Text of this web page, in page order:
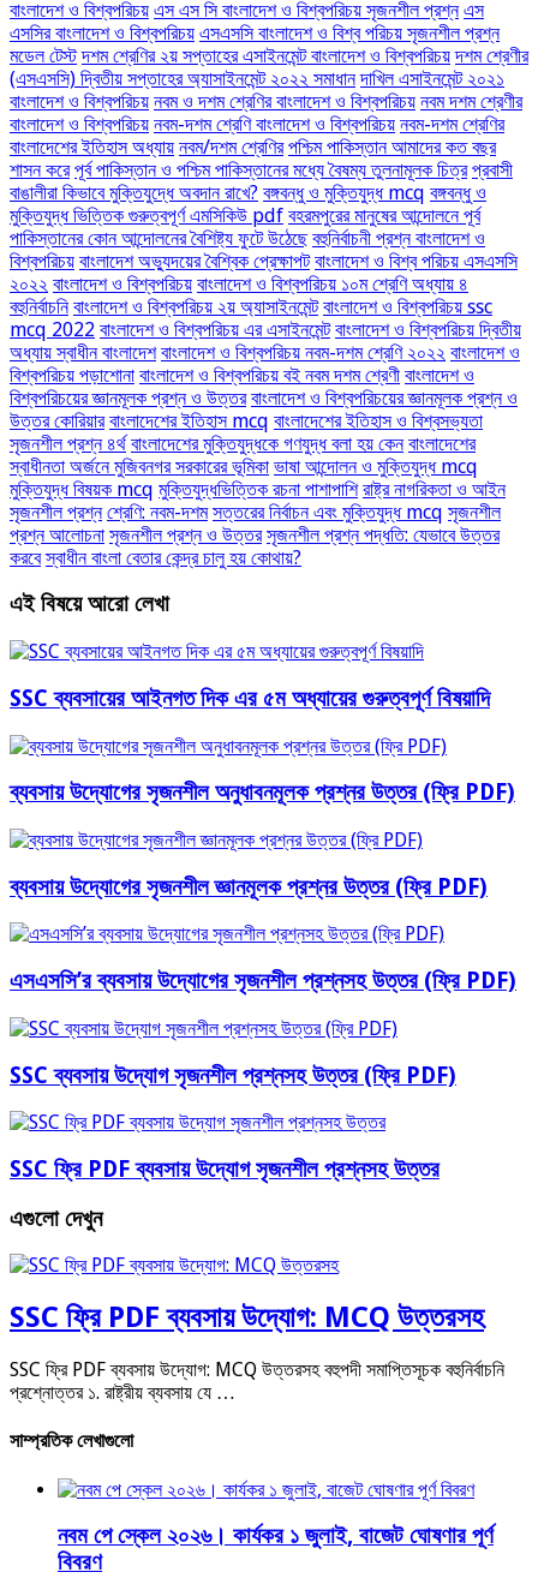
বাংলাদেশ ও বিশ্বপরিচয় এস এস সি বাংলাদেশ ও বিশ্বপরিচয় সৃজনশীল প্রশ্ন এস
এসসির বাংলাদেশ ও বিশ্বপরিচয় এসএসসি বাংলাদেশ ও বিশ্ব পরিচয় সৃজনশীল প্রশ্ন
মডেল টেস্ট দশম শ্রেণির ২য় সপ্তাহের এসাইনমেন্ট বাংলাদেশ ও বিশ্বপরিচয় দশম শ্রেণীর
(এসএসসি) দ্বিতীয় সপ্তাহের অ্যাসাইনমেন্ট ২০২২ সমাধান দাখিল এসাইনমেন্ট ২০২১
বাংলাদেশ ও বিশ্বপরিচয় নবম ও দশম শ্রেণির বাংলাদেশ ও বিশ্বপরিচয় নবম দশম শ্রেণীর
বাংলাদেশ ও বিশ্বপরিচয় নবম-দশম শ্রেণি বাংলাদেশ ও বিশ্বপরিচয় নবম-দশম শ্রেণির
বাংলাদেশের ইতিহাস অধ্যায় নবম/দশম শ্রেণির পশ্চিম পাকিস্তান আমাদের কত বছর
শাসন করে পূর্ব পাকিস্তান ও পশ্চিম পাকিস্তানের মধ্যে বৈষম্য তুলনামূলক চিত্র প্রবাসী
বাঙালীরা কিভাবে মুক্তিযুদ্ধে অবদান রাখে? বঙ্গবন্ধু ও মুক্তিযুদ্ধ mcq বঙ্গবন্ধু ও
মুক্তিযুদ্ধ ভিত্তিক গুরুত্বপূর্ণ এমসিকিউ pdf বহরমপুরের মানুষের আন্দোলনে পূর্ব
পাকিস্তানের কোন আন্দোলনের বৈশিষ্ট্য ফুটে উঠেছে বহুনির্বাচনী প্রশ্ন বাংলাদেশ ও
বিশ্বপরিচয় বাংলাদেশ অভ্যুদয়ের বৈশ্বিক প্রেক্ষাপট বাংলাদেশ ও বিশ্ব পরিচয় এসএসসি
২০২২ বাংলাদেশ ও বিশ্বপরিচয় বাংলাদেশ ও বিশ্বপরিচয় ১০ম শ্রেণি অধ্যায় ৪
বহুনির্বাচনি বাংলাদেশ ও বিশ্বপরিচয় ২য় অ্যাসাইনমেন্ট বাংলাদেশ ও বিশ্বপরিচয় ssc
mcq 2022 বাংলাদেশ ও বিশ্বপরিচয় এর এসাইনমেন্ট বাংলাদেশ ও বিশ্বপরিচয় দ্বিতীয়
অধ্যায় স্বাধীন বাংলাদেশ বাংলাদেশ ও বিশ্বপরিচয় নবম-দশম শ্রেণি ২০২২ বাংলাদেশ ও
বিশ্বপরিচয় পড়াশোনা বাংলাদেশ ও বিশ্বপরিচয় বই নবম দশম শ্রেণী বাংলাদেশ ও
বিশ্বপরিচয়ের জ্ঞানমূলক প্রশ্ন ও উত্তর বাংলাদেশ ও বিশ্বপরিচয়ের জ্ঞানমূলক প্রশ্ন ও
উত্তর কোরিয়ার বাংলাদেশের ইতিহাস mcq বাংলাদেশের ইতিহাস ও বিশ্বসভ্যতা
সৃজনশীল প্রশ্ন ৪র্থ বাংলাদেশের মুক্তিযুদ্ধকে গণযুদ্ধ বলা হয় কেন বাংলাদেশের
স্বাধীনতা অর্জনে মুজিবনগর সরকারের ভূমিকা ভাষা আন্দোলন ও মুক্তিযুদ্ধ mcq
মুক্তিযুদ্ধ বিষয়ক mcq মুক্তিযুদ্ধভিত্তিক রচনা পাশাপাশি রাষ্ট্র নাগরিকতা ও আইন
সৃজনশীল প্রশ্ন শ্রেণি: নবম-দশম সত্তরের নির্বাচন এবং মুক্তিযুদ্ধ mcq সৃজনশীল
প্রশ্ন আলোচনা সৃজনশীল প্রশ্ন ও উত্তর সৃজনশীল প্রশ্ন পদ্ধতি: যেভাবে উত্তর
করবে স্বাধীন বাংলা বেতার কেন্দ্র চালু হয় কোথায়?
এই বিষয়ে আরো লেখা
SSC ব্যবসায়ের আইনগত দিক এর ৫ম অধ্যায়ের গুরুত্বপূর্ণ বিষয়াদি
ব্যবসায় উদ্যোগের সৃজনশীল অনুধাবনমূলক প্রশ্নর উত্তর (ফ্রি PDF)
ব্যবসায় উদ্যোগের সৃজনশীল জ্ঞানমূলক প্রশ্নর উত্তর (ফ্রি PDF)
এসএসসি’র ব্যবসায় উদ্যোগের সৃজনশীল প্রশ্নসহ উত্তর (ফ্রি PDF)
SSC ব্যবসায় উদ্যোগ সৃজনশীল প্রশ্নসহ উত্তর (ফ্রি PDF)
SSC ফ্রি PDF ব্যবসায় উদ্যোগ সৃজনশীল প্রশ্নসহ উত্তর
এগুলো দেখুন
SSC ফ্রি PDF ব্যবসায় উদ্যোগ: MCQ উত্তরসহ
SSC ফ্রি PDF ব্যবসায় উদ্যোগ: MCQ উত্তরসহ বহুপদী সমাপ্তিসূচক বহুনির্বাচনি
প্রশ্নোত্তর ১. রাষ্ট্রীয় ব্যবসায় যে …
সাম্প্রতিক লেখাগুলো
নবম পে স্কেল ২০২৬। কার্যকর ১ জুলাই, বাজেট ঘোষণার পূর্ণ
বিবরণ